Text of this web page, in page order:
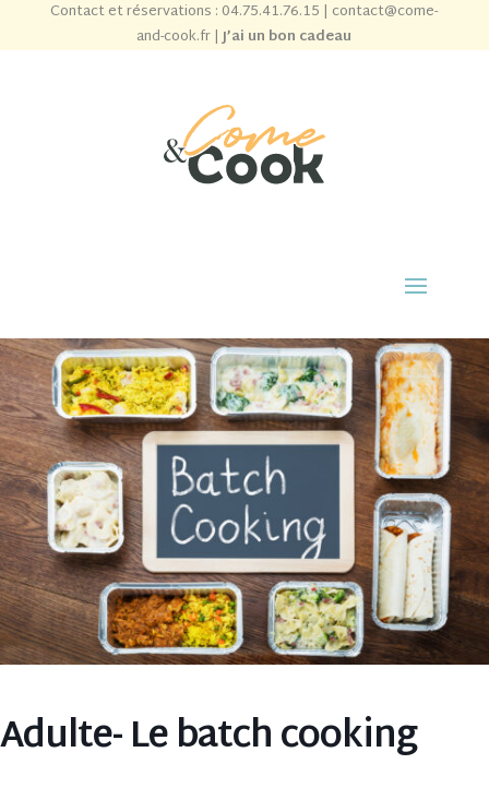
Contact et réservations : 04.75.41.76.15 | contact@come-
and-cook.fr|J’ai un bon cadeau
Adulte- Le batch cooking